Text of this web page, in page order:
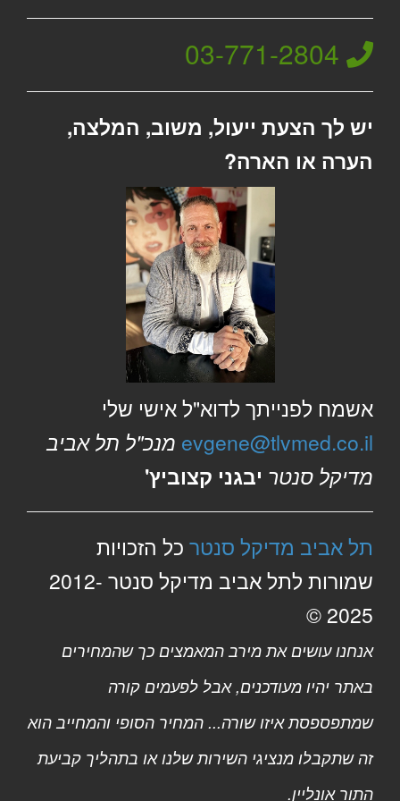
03-771-2804
יש לך הצעת ייעול, משוב, המלצה,
הערה או הארה?
אשמח לפנייתך לדוא"ל אישי שלי
evgene@tlvmed.co.il מנכ"ל תל אביב
מדיקל סנטר יבגני קצוביץ'
תל אביב מדיקל סנטר כל הזכויות
שמורות לתל אביב מדיקל סנטר 2012-
2025 ©
אנחנו עושים את מירב המאמצים כך שהמחירים
באתר יהיו מעודכנים, אבל לפעמים קורה
שמתפספסת איזו שורה... המחיר הסופי והמחייב הוא
זה שתקבלו מנציגי השירות שלנו או בתהליך קביעת
התור אונליין.